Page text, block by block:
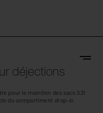
déjections
pour le maintien des sacs 32l
du compartiment drop-in